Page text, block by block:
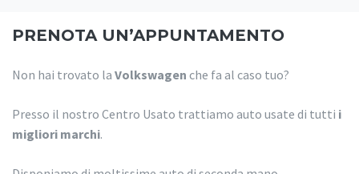
PRENOTA UN’APPUNTAMENTO
Non hai trovato la Volkswagen che fa al caso tuo?
Presso il nostro Centro Usato trattiamo auto usate di tutti i
migliori marchi.